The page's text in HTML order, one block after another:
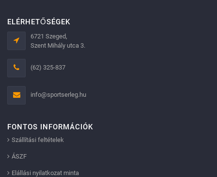
ELÉRHETŐSÉGEK
6721 Szeged,
Szent Mihály utca 3.
(62) 325-837
info@sportserleg.hu
FONTOS INFORMÁCIÓK
Szállítási feltételek
ÁSZF
Elállási nyilatkozat minta